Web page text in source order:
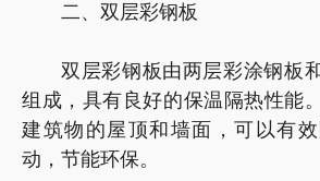
二、双层彩钢板
双层彩钢板由两层彩涂钢板
组成，具有良好的保温隔热性能
建筑物的屋顶和墙面，可以有
动，节能环保。